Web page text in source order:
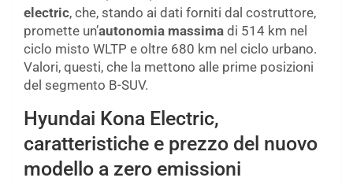
electric, che, stando ai dati forniti dal costruttore,
promette un’autonomia massima di 514 km nel
ciclo misto WLTP e oltre 680 km nel ciclo urbano.
Valori, questi, che la mettono alle prime posizioni
del segmento B-SUV.
Hyundai Kona Electric,
caratteristiche e prezzo del nuovo
modello a zero emissioni